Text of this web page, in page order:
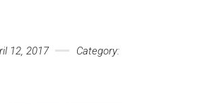
12, 2017 Category: